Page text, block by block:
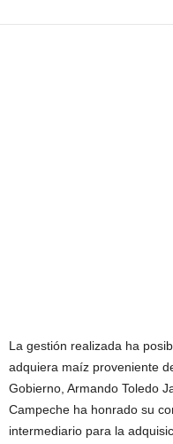
La gestión realizada ha
adquiera maíz proveniente
Gobierno, Armando Toledo
Campeche ha honrado su
intermediario para la